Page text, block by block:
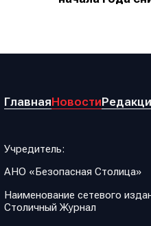
ГлавнаяНовости
Учредитель:
АНО «Безопасная Столица»
Наименование сетевого
Столичный Журнал